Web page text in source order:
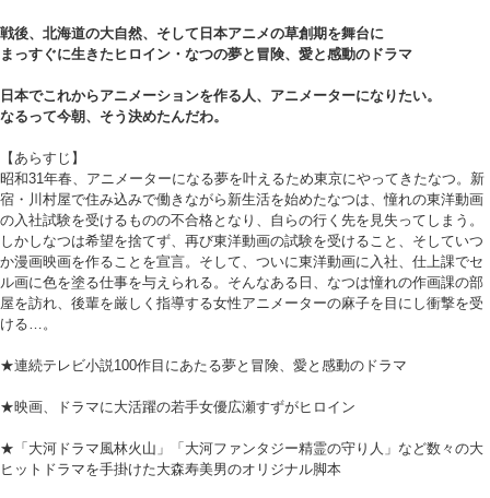
戦後、北海道の大自然、そして日本アニメの草創期を舞台に
まっすぐに生きたヒロイン・なつの夢と冒険、愛と感動のドラマ
日本でこれからアニメーションを作る人、アニメーターになりたい。
なるって今朝、そう決めたんだわ。
【あらすじ】
昭和31年春、アニメーターになる夢を叶えるため東京にやってきたなつ。新
宿・川村屋で住み込みで働きながら新生活を始めたなつは、憧れの東洋動画
の入社試験を受けるものの不合格となり、自らの行く先を見失ってしまう。
しかしなつは希望を捨てず、再び東洋動画の試験を受けること、そしていつ
か漫画映画を作ることを宣言。そして、ついに東洋動画に入社、仕上課でセ
ル画に色を塗る仕事を与えられる。そんなある日、なつは憧れの作画課の部
屋を訪れ、後輩を厳しく指導する女性アニメーターの麻子を目にし衝撃を受
ける…。
★連続テレビ小説100作目にあたる夢と冒険、愛と感動のドラマ
★映画、ドラマに大活躍の若手女優広瀬すずがヒロイン
★「大河ドラマ風林火山」「大河ファンタジー精霊の守り人」など数々の大
ヒットドラマを手掛けた大森寿美男のオリジナル脚本